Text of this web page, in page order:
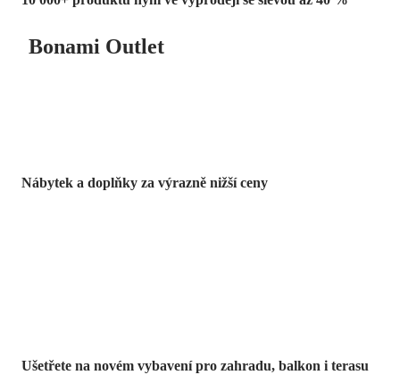
Bonami Outlet
Nábytek a doplňky za výrazně nižší ceny
Ušetřete na novém vybavení pro zahradu, balkon i terasu